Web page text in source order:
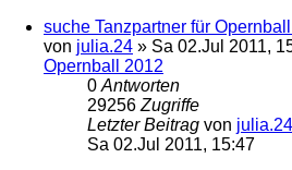
suche Tanzpartner für
von julia.24 » Sa 02.Jul 2011,
Opernball 2012
0 Antworten
29256 Zugriffe
Letzter Beitrag von julia.24
Sa 02.Jul 2011, 15:47